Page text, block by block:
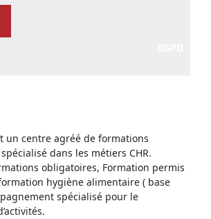
un centre agréé de formations
dans les métiers CHR.
obligatoires, Formation permis
hygiène alimentaire ( base
spécialisé pour le